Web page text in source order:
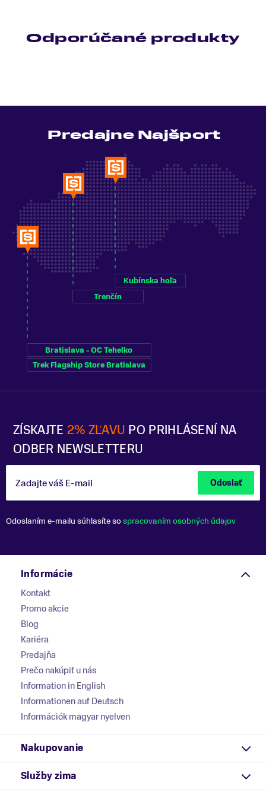
Odporúčané produkty
ZÍSKAJTE 2% ZĽAVU PO PRIHLÁSENÍ NA
ODBER NEWSLETTERU
Zadajte váš E-mail Odoslať
Odoslaním e-mailu súhlasíte sospracovaním osobných údajov
Predajne Najšport
Bratislava - OC Tehelko
Trek Flagship Store Bratislava
Trenčín
Kubínska hoľa
Informácie
Kontakt
Promo akcie
Blog
Kariéra
Predajňa
Prečo nakúpiť u nás
Information in English
Informationen auf Deutsch
Információk magyar nyelven
Nakupovanie
Služby zima